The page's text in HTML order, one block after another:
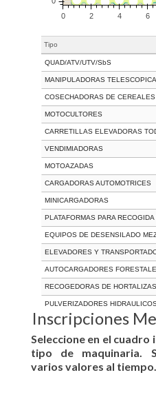
Tipo
QUAD/ATV/UTV/SbS
MANIPULADORAS
COSECHADORAS DE CEREALES
MOTOCULTORES
CARRETILLAS ELEVADORAS
VENDIMIADORAS
MOTOAZADAS
CARGADORAS AUTOMOTRICES
MINICARGADORAS
PLATAFORMAS PARA RECOGIDA
EQUIPOS DE DESENSILADO
ELEVADORES Y
AUTOCARGADORES
RECOGEDORAS DE
PULVERIZADORES
VIBRADORES DE ARBOLES
SEGADORAS (GUADAÑADORAS)
RETROEXCAVADORAS
PICADORAS CARGADORAS DE
Inscripciones
Seleccione en el
tipo de maquinaria.
varios valores al tiempo.